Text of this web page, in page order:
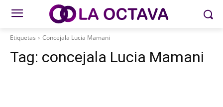
Etiquetas Concejala Lucia Mamani
Tag: concejala Lucia Mamani